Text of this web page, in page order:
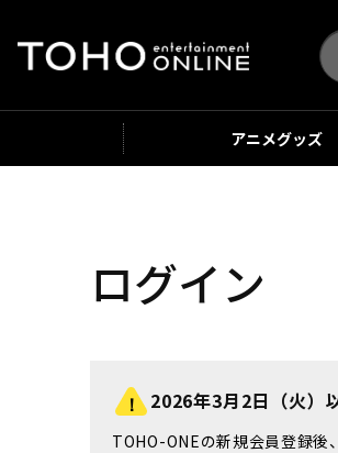
アニメグッズ
ログイン
2026年3月2日（火
TOHO-ONEの新規会員登録後、